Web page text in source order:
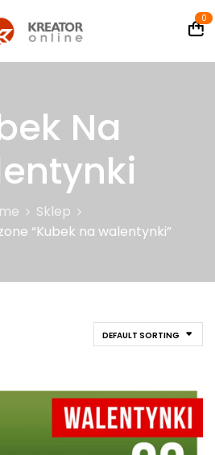
0
Na
Sklep
“Kubek na walentynki”
DEFAULT SORTING